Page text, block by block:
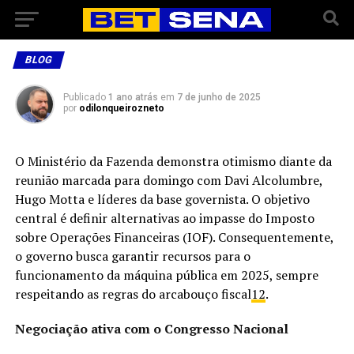
BLOG
Publicado 1 ano atrás em 7 de junho de 2025
por odilonqueirozneto
O Ministério da Fazenda demonstra otimismo diante da
reunião marcada para domingo com Davi Alcolumbre,
Hugo Motta e líderes da base governista. O objetivo
central é definir alternativas ao impasse do Imposto
sobre Operações Financeiras (IOF). Consequentemente,
o governo busca garantir recursos para o
funcionamento da máquina pública em 2025, sempre
respeitando as regras do arcabouço fiscal12.
Negociação ativa com o Congresso Nacional